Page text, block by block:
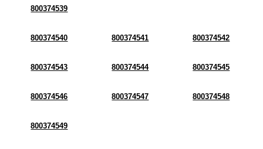
800374539
800374540 800374541 800374542
800374543 800374544 800374545
800374546 800374547 800374548
800374549